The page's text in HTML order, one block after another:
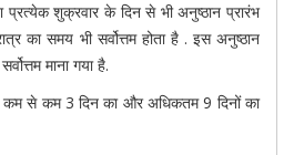
शुक्रवार के दिन से भी अनुष्ठान प्रारंभ
का समय भी सर्वोत्तम होता है . इस अनुष्ठान
माना गया है.
कम से कम 3 दिन का और अधिकतम 9 दिनों का